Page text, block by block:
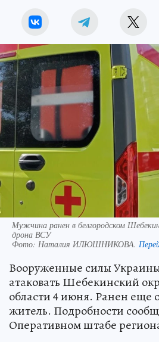
Мужчина ранен в белгородском
дрона ВСУ
Фото: Наталия ИЛЮШНИКОВА.
Вооруженные силы
атаковать Шебекинский
области 4 июня. Ранен
житель. Подробности
Оперативном штабе